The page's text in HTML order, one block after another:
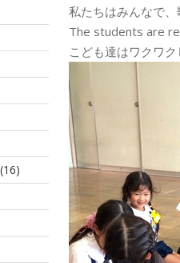
私たちはみんなで、
The students are
こども達はワクワ
(16)